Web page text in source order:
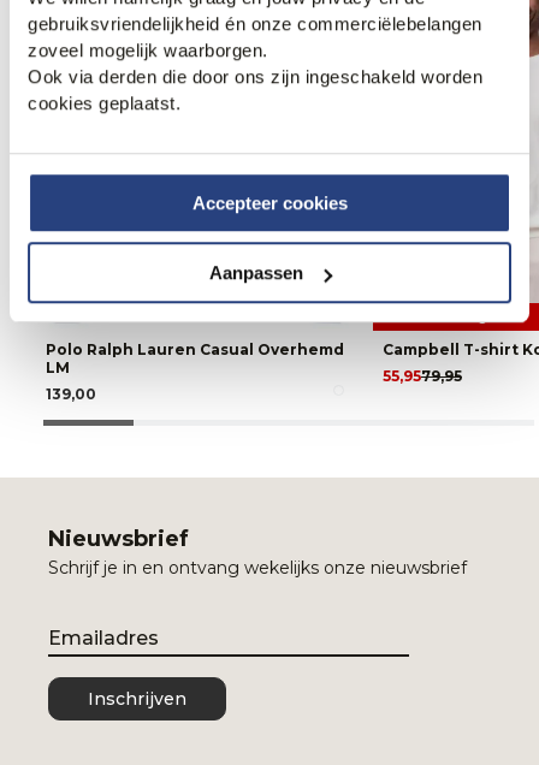
gebruiksvriendelijkheid én onze commerciëlebelangen
zoveel mogelijk waarborgen.
Ook via derden die door ons zijn ingeschakeld worden
cookies geplaatst.
Accepteer cookies
Aanpassen
Polo Ralph Lauren Casual Overhemd
LM
139,00
Campbell T-shirt
79,95
55,95
Nieuwsbrief
Schrijf je in en ontvang wekelijks onze nieuwsbrief
Email
Inschrijven